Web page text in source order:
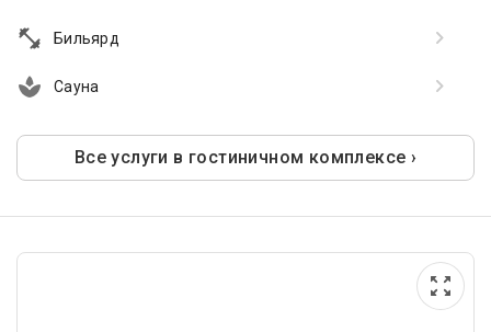
Бильярд
Сауна
Все услуги в гостиничном комплексе ›